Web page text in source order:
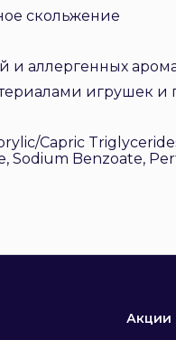
скольжение
и аллергенных
игрушек и
Capric
Sodium Benzoate,
Акции